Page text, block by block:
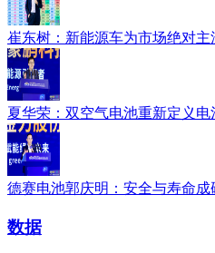
崔东树：新能源车为市场绝对主
夏华荣：双空气电池重新定义电
德赛电池郭庆明：安全与寿命
数据